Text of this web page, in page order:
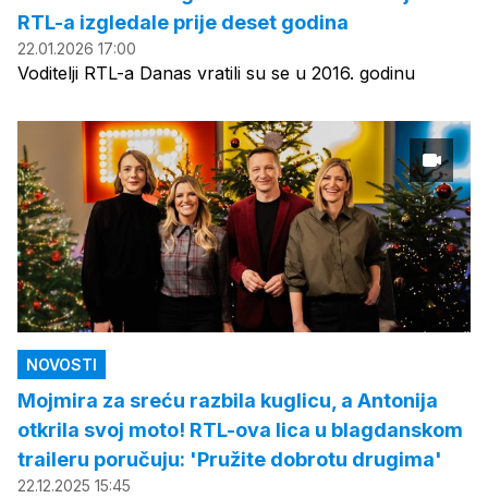
RTL-a izgledale prije deset godina
22.01.2026 17:00
Voditelji RTL-a Danas vratili su se u 2016. godinu
NOVOSTI
Mojmira za sreću razbila kuglicu, a Antonija
otkrila svoj moto! RTL-ova lica u blagdanskom
traileru poručuju: 'Pružite dobrotu drugima'
22.12.2025 15:45